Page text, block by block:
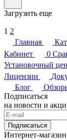
Загрузить еще
1 2
Главная
Кабинет
0
Установочный
Лицензии
Блог
Подписаться
на новости и
Подписаться
Интернет-магазин